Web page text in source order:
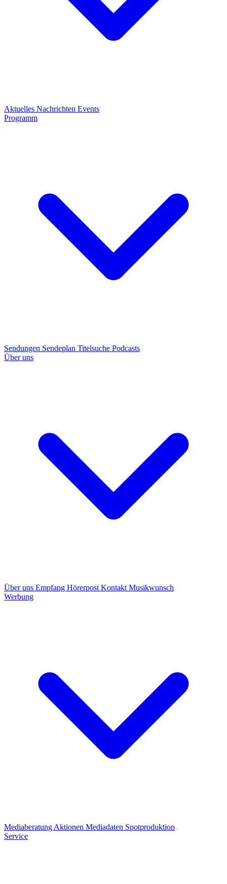
Aktuelles Nachrichten Events
Programm
Sendungen Sendeplan Titelsuche Podcasts
Über uns
Über uns Empfang Hörerpost Kontakt Musikwunsch
Werbung
Mediaberatung Aktionen Mediadaten Spotproduktion
Service